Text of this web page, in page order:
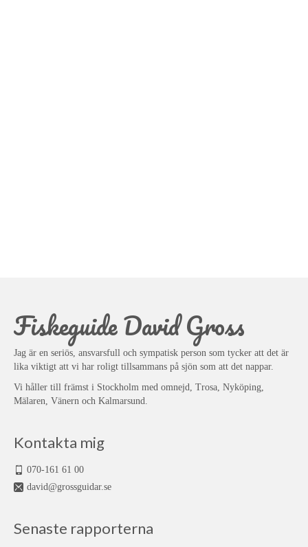
Fiskeguide David Gross
Jag är en seriös, ansvarsfull och sympatisk person som tycker att det är
lika viktigt att vi har roligt tillsammans på sjön som att det nappar.
Vi håller till främst i Stockholm med omnejd, Trosa, Nyköping,
Mälaren, Vänern och Kalmarsund.
Kontakta mig
070-161 61 00
david@grossguidar.se
Senaste rapporterna